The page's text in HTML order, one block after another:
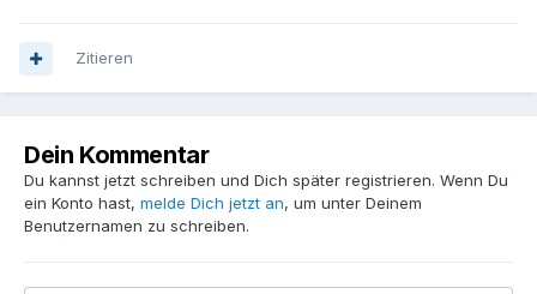
Zitieren
Dein Kommentar
Du kannst jetzt schreiben und Dich später registrieren. Wenn Du
ein Konto hast, melde Dich jetzt an, um unter Deinem
Benutzernamen zu schreiben.